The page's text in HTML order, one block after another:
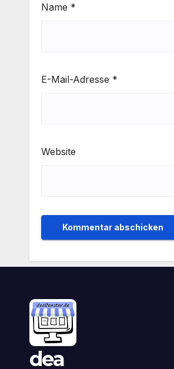
Name *
E-Mail-Adresse *
Website
dea